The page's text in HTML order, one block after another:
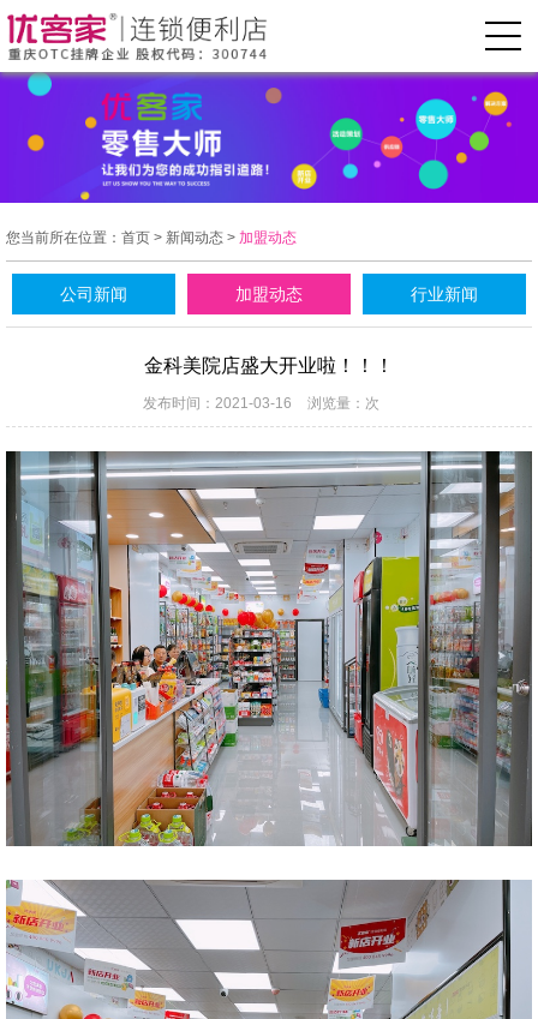
您当前所在位置： 首页 > 新闻动态 > 加盟动态
公司新闻 加盟动态 行业新闻
金科美院店盛大开业啦！！！
发布时间：2021-03-16 浏览量： 次